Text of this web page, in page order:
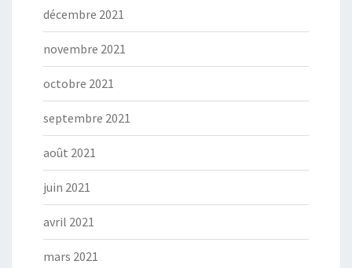
décembre 2021
novembre 2021
octobre 2021
septembre 2021
août 2021
juin 2021
avril 2021
mars 2021